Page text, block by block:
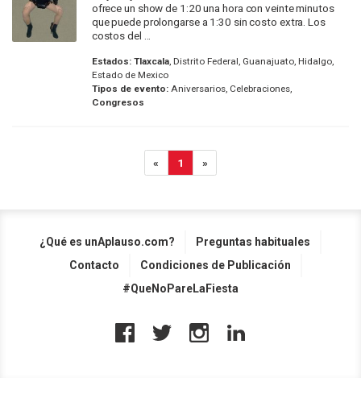
ofrece un show de 1:20 una hora con veinte minutos
que puede prolongarse a 1:30 sin costo extra. Los
costos del ...
Estados: Tlaxcala, Distrito Federal, Guanajuato, Hidalgo,
Estado de Mexico
Tipos de evento:Aniversarios, Celebraciones,
Congresos
« 1 »
¿Qué es unAplauso.com?
Preguntas habituales
Contacto
Condiciones de Publicación
#QueNoPareLaFiesta